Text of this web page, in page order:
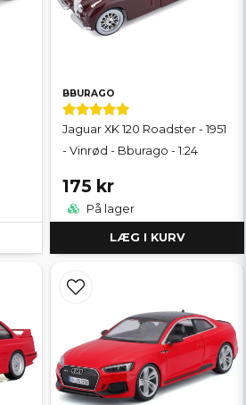
BBURAGO
Jaguar XK 120 Roadster - 1951
- Vinrød - Bburago - 1:24
175 kr
På lager
LÆG I KURV